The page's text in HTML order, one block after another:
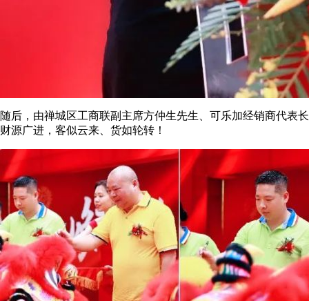
随后，由禅城区工商联副主席方仲生先生、可乐加经销商代表
财源广进，客似云来、货如轮转！